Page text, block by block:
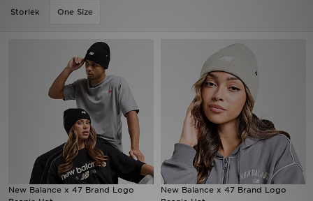
Storlek One Size
New Balance x 47 Brand Logo
New Balance x 47 Brand Logo
Varumärken
Bästsäljare
Sport
Fotboll